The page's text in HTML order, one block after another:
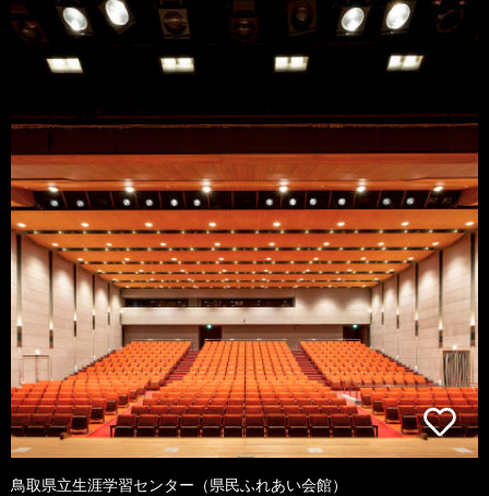
鳥取県立生涯学習センター（県民ふれあい会館）